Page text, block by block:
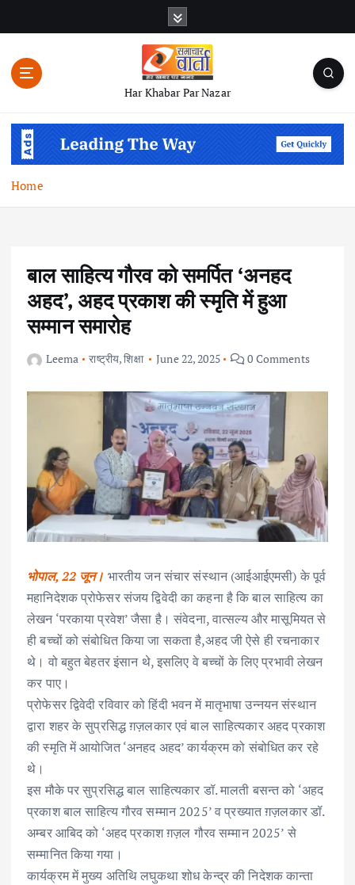
n
Har Khabar Par Nazar
Home
बाल साहित्य गौरव को समर्पित ‘अनहद
अहद’, अहद प्रकाश की स्मृति में हुआ
सम्मान समारोह
Leema राष्ट्रीय,शिक्षा June 22, 2025 0 Comments
भोपाल, 22 जून। भारतीय जन संचार संस्थान (आईआईएमसी) के पूर्व
महानिदेशक प्रोफेसर संजय द्विवेदी का कहना है कि बाल साहित्य का
लेखन ‘परकाया प्रवेश’ जैसा है। संवेदना, वात्सल्य और मासूमियत से
ही बच्चों को संबोधित किया जा सकता है,अहद जी ऐसे ही रचनाकार
थे। वो बहुत बेहतर इंसान थे, इसलिए वे बच्चों के लिए प्रभावी लेखन
कर पाए।
प्रोफेसर द्विवेदी रविवार को हिंदी भवन में मातृभाषा उन्नयन संस्थान
द्वारा शहर के सुप्रसिद्ध ग़ज़लकार एवं बाल साहित्यकार अहद प्रकाश
की स्मृति में आयोजित ‘अनहद अहद’ कार्यक्रम को संबोधित कर रहे
थे।
इस मौके पर सुप्रसिद्ध बाल साहित्यकार डॉ. मालती बसन्त को ‘अहद
प्रकाश बाल साहित्य गौरव सम्मान 2025’ व प्रख्यात ग़ज़लकार डॉ.
अम्बर आबिद को ‘अहद प्रकाश ग़ज़ल गौरव सम्मान 2025’ से
सम्मानित किया गया।
कार्यक्रम में मुख्य अतिथि लघुकथा शोध केन्द्र की निदेशक कान्ता